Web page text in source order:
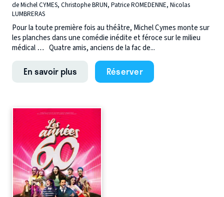
de Michel CYMES, Christophe BRUN, Patrice ROMEDENNE, Nicolas
LUMBRERAS
Pour la toute première fois au théâtre, Michel Cymes monte sur
les planches dans une comédie inédite et féroce sur le milieu
médical … Quatre amis, anciens de la fac de...
En savoir plus Réserver